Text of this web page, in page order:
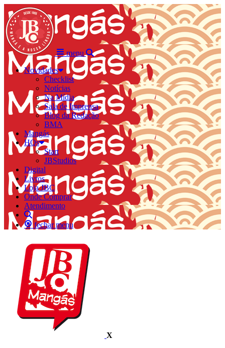
menu
Novidades
Checklist
Notícias
Na Mídia
Sala de Imprensa
Blog da Redação
BMA
Mangás
HQs
Start
JBStudios
Digital
Livros
Loja JBC
Onde Comprar
Atendimento
fechar menu
X